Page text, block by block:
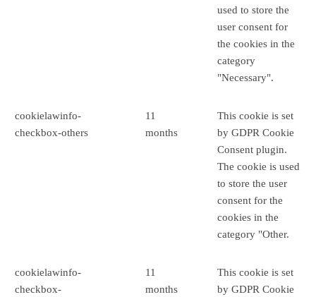
used to store the
user consent for
the cookies in the
category
"Necessary".
cookielawinfo-
checkbox-others
11
months
This cookie is set
by GDPR Cookie
Consent plugin.
The cookie is used
to store the user
consent for the
cookies in the
category "Other.
cookielawinfo-
checkbox-
11
months
This cookie is set
by GDPR Cookie